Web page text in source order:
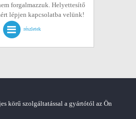
forgalmazzuk. Helyettesítő
lépjen kapcsolatba velünk!
részletek
körű szolgáltatással a gyártótól az Ön